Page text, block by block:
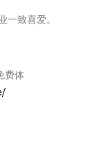
一致喜爱。
费体